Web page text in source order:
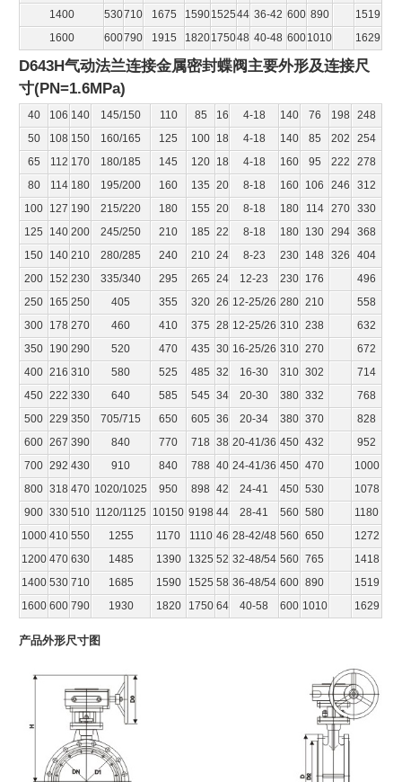
1400
530710 1675 1590152544 36-42 600 890
1519
1600
600790 1915 1820175048 40-48 6001010 1629
D643H气动法兰连接金属密封蝶阀主要外形及连接尺
寸(PN=1.6MPa)
40 106 140 145/150 110 85 16 4-18 140 76 198
248
50
108 150 160/165 125 100 18 4-18 140 85 202
254
65
112 170 180/185 145 120 18 4-18 160 95 222
278
80
114 180 195/200 160 135 20 8-18 160 106 246
312
100 127 190 215/220 180 155 20 8-18 180 114 270
330
125
140 200 245/250 210 185 22 8-18 180 130 294
368
150 140 210 280/285 240 210 24 8-23 230 148 326
404
200 152 230 335/340 295 265 24 12-23 230 176
496
250 165 250 405 355 320 26 12-25/26 280 210
558
300 178 270 460 410 375 28 12-25/26 310 238
632
350 190 290 520 470 435 30 16-25/26 310 270
672
400 216 310 580 525 485 32 16-30 310 302
714
450 222 330 640 585 545 34 20-30 380 332
768
500 229 350 705/715 650 605 36 20-34 380 370
828
600 267 390 840 770 718 38 20-41/36 450 432
952
700 292 430 910 840 788 40 24-41/36 450 470
1000
800 318 470 1020/1025 950 898 42 24-41 450 530
1078
900 330 510 1120/1125 10150 9198 44 28-41 560 580
1180
1000 410 550 1255 1170 1110 46 28-42/48 560 650
1272
1200 470 630 1485 1390 1325 52 32-48/54 560 765
1418
1400 530 710 1685 1590 1525 58 36-48/54 600 890
1519
1600 600 790 1930 1820 1750 64 40-58 600 1010 1629
产品外形尺寸图